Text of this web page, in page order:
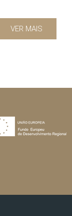
VER MAIS